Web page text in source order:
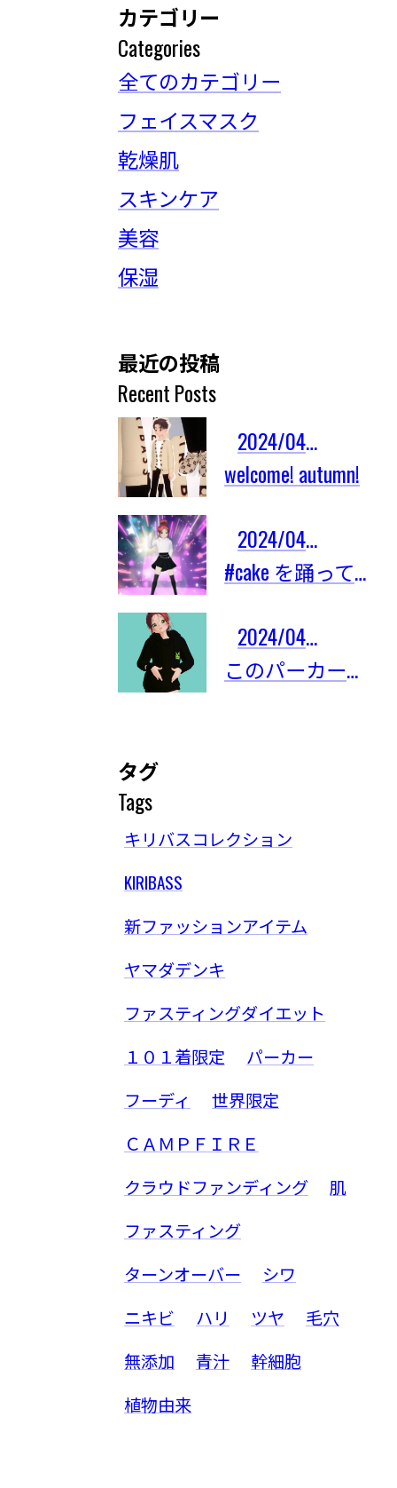
カテゴリー
Categories
全てのカテゴリー
フェイスマスク
乾燥肌
スキンケア
美容
保湿
最近の投稿
Recent Posts
2024/04/03
welcome! autumn!
2024/04/03
#cake を踊ってみたよ！
2024/04/03
このパーカーは限定101着しかないの！
タグ
Tags
キリバスコレクション
KIRIBASS
新ファッションアイテム
ヤマダデンキ
ファスティングダイエット
１０１着限定
パーカー
フーディ
世界限定
ＣＡＭＰＦＩＲＥ
クラウドファンディング
肌
ファスティング
ターンオーバー
シワ
ニキビ
ハリ ツヤ
毛穴
無添加
青汁
幹細胞
植物由来